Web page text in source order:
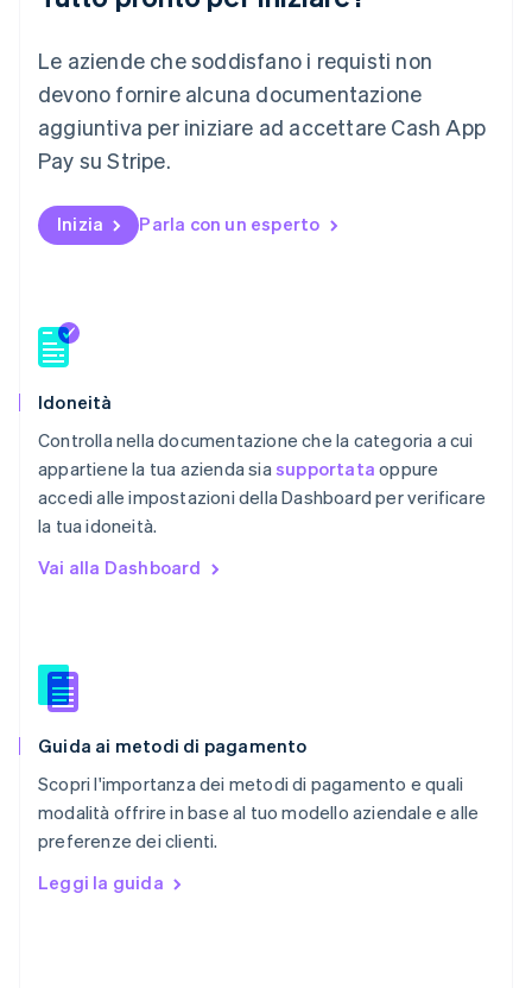
Le aziende che soddisfano i requisti non
devono fornire alcuna documentazione
aggiuntiva per iniziare ad accettare Cash App
Pay su Stripe.
Inizia Parla con un esperto
Idoneità
Controlla nella documentazione che la categoria a cui
appartiene la tua azienda sia supportata oppure
accedi alle impostazioni della Dashboard per verificare
la tua idoneità.
Vai alla Dashboard
Guida ai metodi di pagamento
Scopri l'importanza dei metodi di pagamento e quali
modalità offrire in base al tuo modello aziendale e alle
preferenze dei clienti.
Leggi la guida
English
English
English
Italia
Italiano English
Lettonia
Liechtenstein
DeutschEnglish
Lussemburgo
Français
English
English
Messico
Español English
Norvegia
Nuova Zelanda
English
Portogallo
RAS di Hong Kong, Cina
English简体中文
Regno Unito
English
Repubblica Ceca
English